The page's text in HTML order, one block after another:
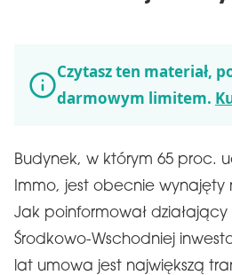
Czytasz ten materiał,
darmowym limitem.
Budynek, w którym 65 proc.
Immo, jest obecnie wynajęty
Jak poinformował działający
Środkowo-Wschodniej
lat umowa jest największą